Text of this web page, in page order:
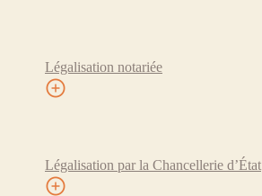
Légalisation notariée
Légalisation par la Chancellerie d’État